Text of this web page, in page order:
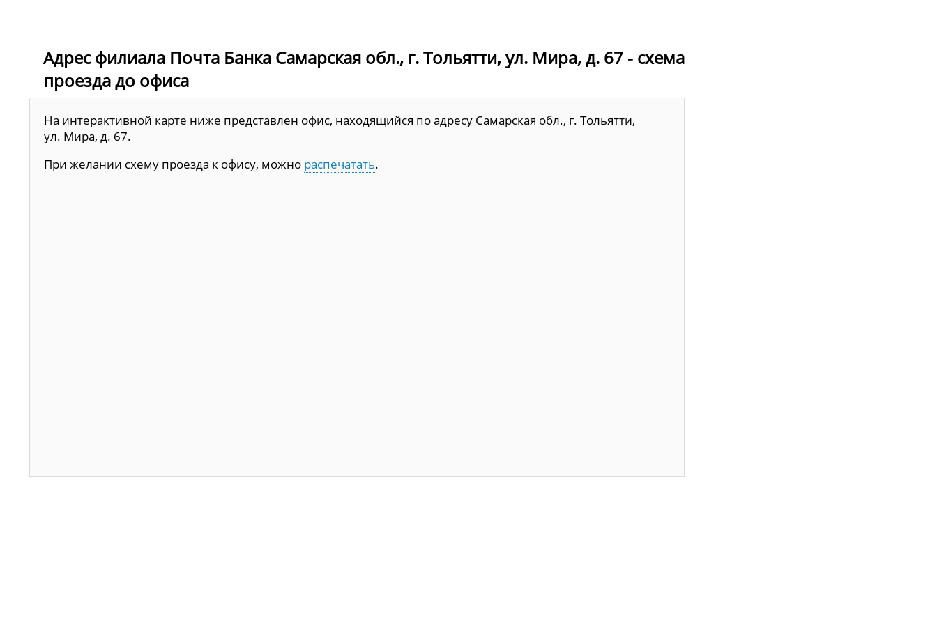
Адрес филиала Почта Банка Самарская обл., г. Тольятти, ул. Мира, д. 67 - схема
проезда до офиса
На интерактивной карте ниже представлен офис, находящийся по адресу Самарская обл., г. Тольятти,
ул. Мира, д. 67.
При желании схему проезда к офису, можно распечатать.